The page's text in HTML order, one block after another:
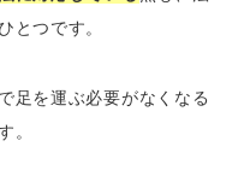
とつです。
足を運ぶ必要がなくなる
。